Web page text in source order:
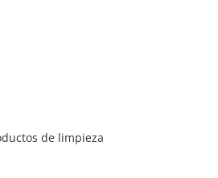
de limpieza